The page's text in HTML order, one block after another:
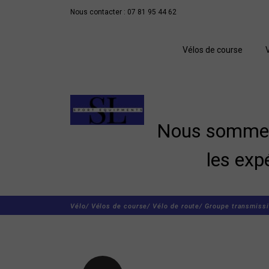
Nous contacter : 07 81 95 44 62
Vélos de course
Nous
les
Vélo/ Vélos de course/ Vélo de route/ Groupe